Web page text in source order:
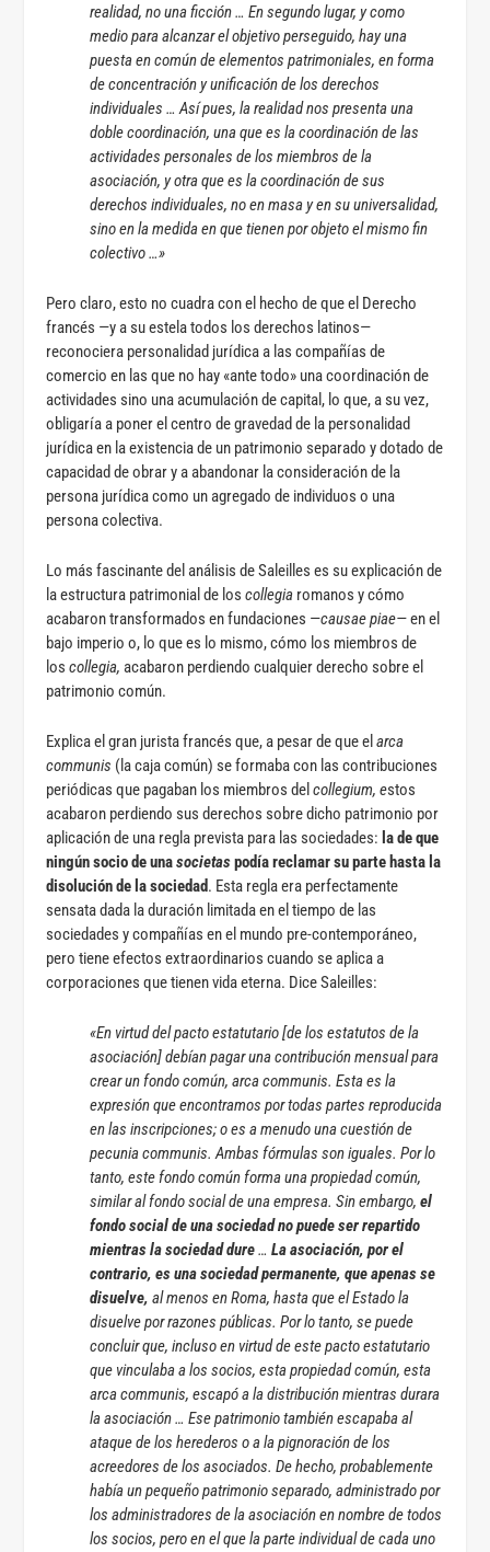
realidad, no una ficción … En segundo lugar, y como
medio para alcanzar el objetivo perseguido, hay una
puesta en común de elementos patrimoniales, en forma
de concentración y unificación de los derechos
individuales … Así pues, la realidad nos presenta una
doble coordinación, una que es la coordinación de las
actividades personales de los miembros de la
asociación, y otra que es la coordinación de sus
derechos individuales, no en masa y en su universalidad,
sino en la medida en que tienen por objeto el mismo fin
colectivo …»
Pero claro, esto no cuadra con el hecho de que el Derecho
francés —y a su estela todos los derechos latinos—
reconociera personalidad jurídica a las compañías de
comercio en las que no hay «ante todo» una coordinación de
actividades sino una acumulación de capital, lo que, a su vez,
obligaría a poner el centro de gravedad de la personalidad
jurídica en la existencia de un patrimonio separado y dotado de
capacidad de obrar y a abandonar la consideración de la
persona jurídica como un agregado de individuos o una
persona colectiva.
Lo más fascinante del análisis de Saleilles es su explicación de
la estructura patrimonial de loscollegia romanos y cómo
acabaron transformados en fundaciones —causae piae—en el
bajo imperio o, lo que es lo mismo, cómo los miembros de
loscollegia,acabaron perdiendo cualquier derecho sobre el
patrimonio común.
Explica el gran jurista francés que, a pesar de que elarca
communis (la caja común) se formaba con las contribuciones
periódicas que pagaban los miembros delcollegium, estos
acabaron perdiendo sus derechos sobre dicho patrimonio por
aplicación de una regla prevista para las sociedades: la de que
ningún socio de unasocietaspodía reclamar su parte hasta la
disolución de la sociedad. Esta regla era perfectamente
sensata dada la duración limitada en el tiempo de las
sociedades y compañías en el mundo pre-contemporáneo,
pero tiene efectos extraordinarios cuando se aplica a
corporaciones que tienen vida eterna. Dice Saleilles:
«En virtud del pacto estatutario [de los estatutos de la
asociación] debían pagar una contribución mensual para
crear un fondo común, arca communis. Esta es la
expresión que encontramos por todas partes reproducida
en las inscripciones; o es a menudo una cuestión de
pecunia communis. Ambas fórmulas son iguales. Por lo
tanto, este fondo común forma una propiedad común,
similar al fondo social de una empresa. Sin embargo, el
fondo social de una sociedad no puede ser repartido
mientras la sociedad dure…La asociación, por el
contrario, es una sociedad permanente, que apenas se
disuelve,al menos en Roma, hasta que el Estado la
disuelve por razones públicas. Por lo tanto, se puede
concluir que, incluso en virtud de este pacto estatutario
que vinculaba a los socios, esta propiedad común, esta
arca communis, escapó a la distribución mientras durara
la asociación … Ese patrimonio también escapaba al
ataque de los herederos o a la pignoración de los
acreedores de los asociados. De hecho, probablemente
había un pequeño patrimonio separado, administrado por
los administradores de la asociación en nombre de todos
los socios, pero en el que la parte individual de cada uno